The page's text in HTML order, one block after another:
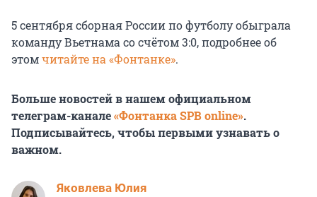
5 сентября сборная России по футболу обыграла
команду Вьетнама со счётом 3:0, подробнее об
этомчитайте на «Фонтанке».
Больше новостей в нашем официальном
телеграм-канале«Фонтанка SPB online».
Подписывайтесь, чтобы первыми узнавать о
важном.
Яковлева Юлия